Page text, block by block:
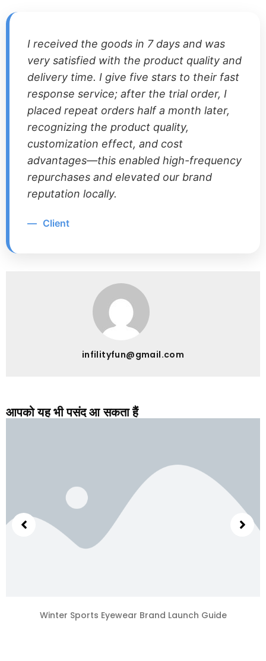
I received the goods in 7days and was
very satisfied with the product quality and
delivery time. I give five stars to their fast
response service; after the trial order, I
placed repeat orders half a month later,
recognizing the product quality,
customization effect, and cost
advantages—this enabled high-frequency
repurchases and elevated our brand
reputation locally.
— Client
infilityfun@gmail.com
आपको यह भी पसंद आ सकता हैं
Winter Sports Eyewear Brand Launch Guide